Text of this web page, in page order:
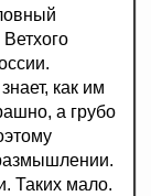
как им
а грубо
Таких мало.